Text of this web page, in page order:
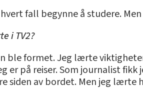
fall begynne å studere.
i TV2?
ble formet. Jeg lærte
er på reiser. Som journalist
siden av bordet. Men jeg